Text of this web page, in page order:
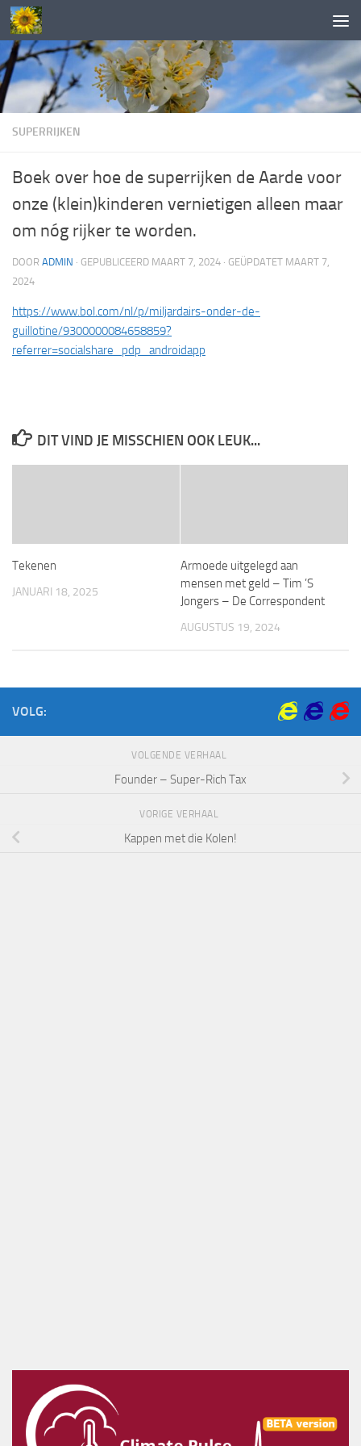
Doorgaan naar inhoud
SUPERRIJKEN
Boek over hoe de superrijken de Aarde voor
onze (klein)kinderen vernietigen alleen maar
om nóg rijker te worden.
DOOR ADMIN · GEPUBLICEERD MAART 7, 2024 · GEÜPDATET MAART 7,
2024
https://www.bol.com/nl/p/miljardairs-onder-de-
guillotine/9300000084658859?
referrer=socialshare_pdp_androidapp
DIT VIND JE MISSCHIEN OOK LEUK...
Tekenen
JANUARI 18, 2025
Armoede uitgelegd aan
mensen met geld – Tim ’S
Jongers – De Correspondent
AUGUSTUS 19, 2024
VOLG:
VOLGENDE VERHAAL
Founder – Super-Rich Tax
VORIGE VERHAAL
Kappen met die Kolen!